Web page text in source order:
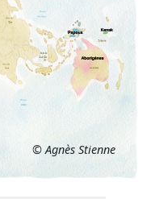
© Agnès Stienne